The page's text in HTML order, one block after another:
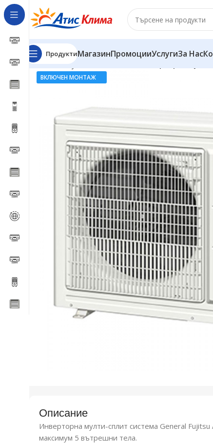
ПродуктиМагазинПромоцииУслугиЗа Нас
Начало Мултисплит системи
ВКЛЮЧЕН МОНТАЖ
Описание
Инверторна мулти-сплит система General
максимум 5 вътрешни тела.